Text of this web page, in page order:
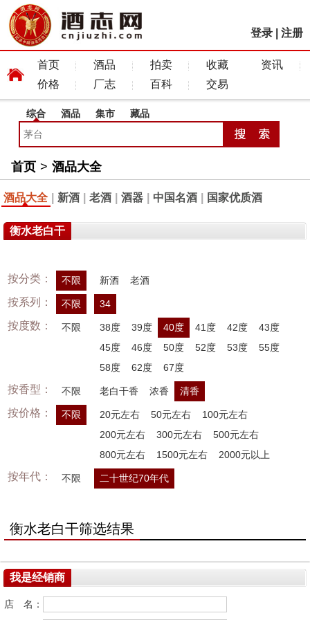
登录 注册
首页 酒品 拍卖 收藏
资讯
价格
厂志 百科 交易
综合 酒品 集市 藏品
首页 > 酒品大全
酒品大全 新酒 老酒 酒器 中国名酒 国家优质酒
衡水老白干
按分类： 不限 新酒 老酒
按系列： 不限 34
按度数： 不限 38度 39度 40度 41度 42度
43度
45度
46度 50度 52度 53度
55度
58度
62度 67度
按香型： 不限 老白干香 浓香 清香
按价格： 不限 20元左右 50元左右
100元左右
200元左右
300元左右
500元左右
800元左右
1500元左右 2000元以上
按年代： 不限 二十世纪70年代
衡水老白干筛选结果
我是经销商
店 名：